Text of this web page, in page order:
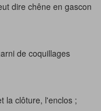
dire chêne en gascon
de coquillages
la clôture, l'enclos ;